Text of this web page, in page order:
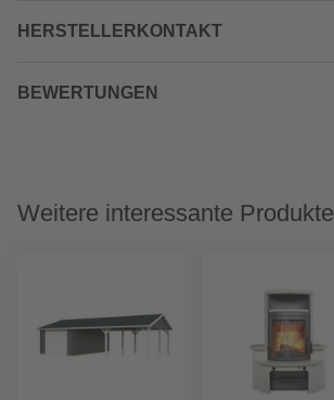
HERSTELLERKONTAKT
BEWERTUNGEN
Weitere interessante Produkte